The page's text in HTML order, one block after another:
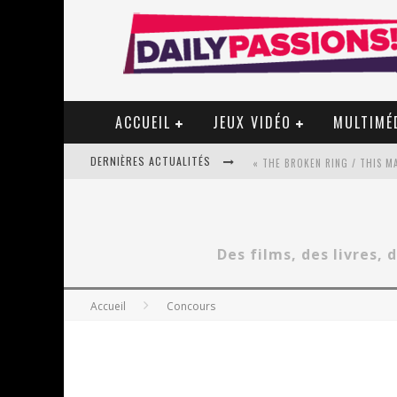
ACCUEIL JEUX VIDÉO
DERNIÈRES ACTUALITÉS
Des films, des livres,
Accueil Concours